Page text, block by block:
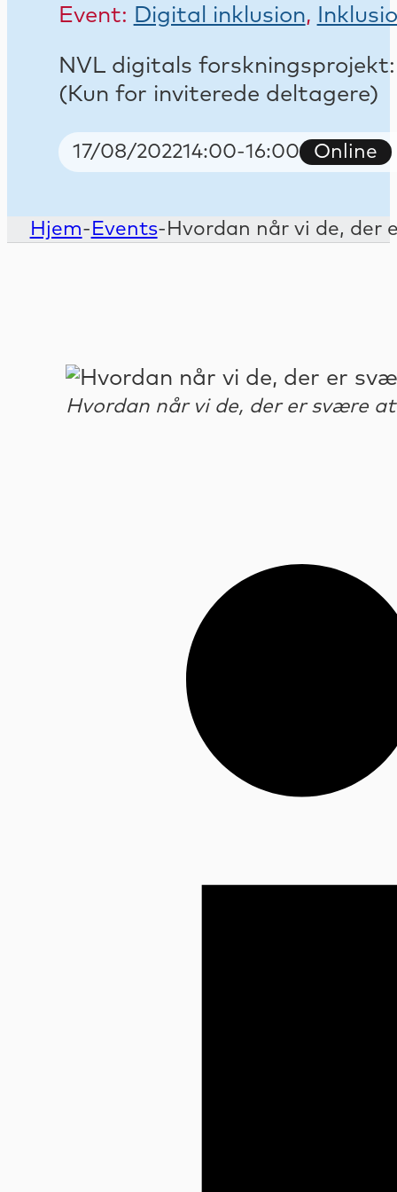
Event: Digital inklusion,
NVL digitals
(Kun for inviterede deltagere)
Start Date
17/08/2022Start and end time
14:00-16:00Event
Online
Hjem- Events- Hvordan når vi de, der
Hvordan når vi de, der er svære